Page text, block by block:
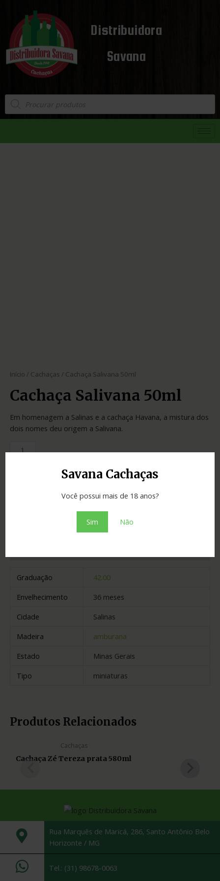
Savana Cachaças
Você possui mais de 18 anos?
Sim Não
Distribuidora
Savana
Início / Cachaças / Cachaça Salivana 50ml
Cachaça Salivana 50ml
Em homenagem a Salinas e a cachaça Havana, a mistura dos
dois nomes deu origem a Salivana.
e53a0a2978c2 Categoria:Cachaças
Adicionar ao orçamento
Graduação
42.00
Envelhecimento
36 meses
Cidade
Salinas
Madeira
amburana
Estado
Minas Gerais
Tipo
miniaturas
Produtos Relacionados
Cachaças
Cachaça Zé Tereza prata 580ml
Rua Marquês de Maricá, 286, Santo Antônio Belo
Horizonte / MG
Tel.: (31) 98678-0063